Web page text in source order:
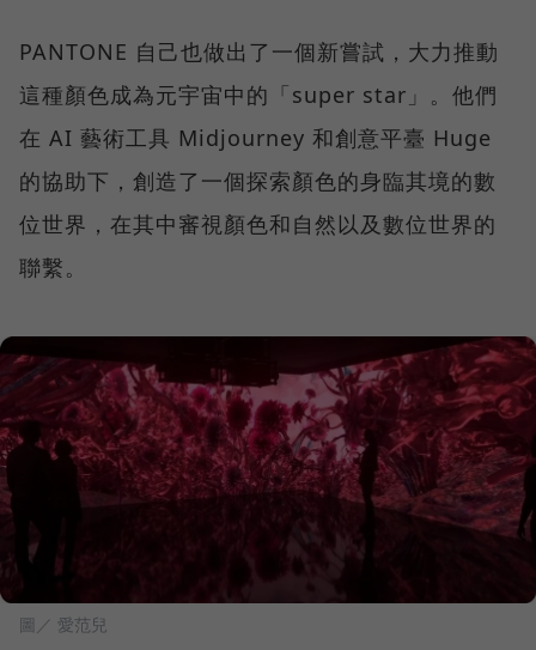
PANTONE 自己也做出了一個新嘗試，大力推動
這種顏色成為元宇宙中的「super star」。他們
在 AI 藝術工具 Midjourney 和創意平臺 Huge
的協助下，創造了一個探索顏色的身臨其境的數
位世界，在其中審視顏色和自然以及數位世界的
聯繫。
圖／ 愛范兒